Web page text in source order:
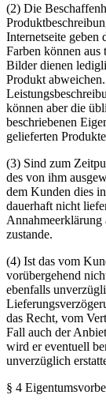
(2) Die
Internetseite geben
Farben können aus
Bilder dienen
Produkt
können aber die
beschriebenen
gelieferten
(3) Sind zum
des von ihm
dem Kunden dies
dauerhaft nicht
zustande.
(4) Ist das vom
vorübergehend
ebenfalls
das Recht, vom
Fall auch der
wird er eventuell
unverzüglich
§ 4